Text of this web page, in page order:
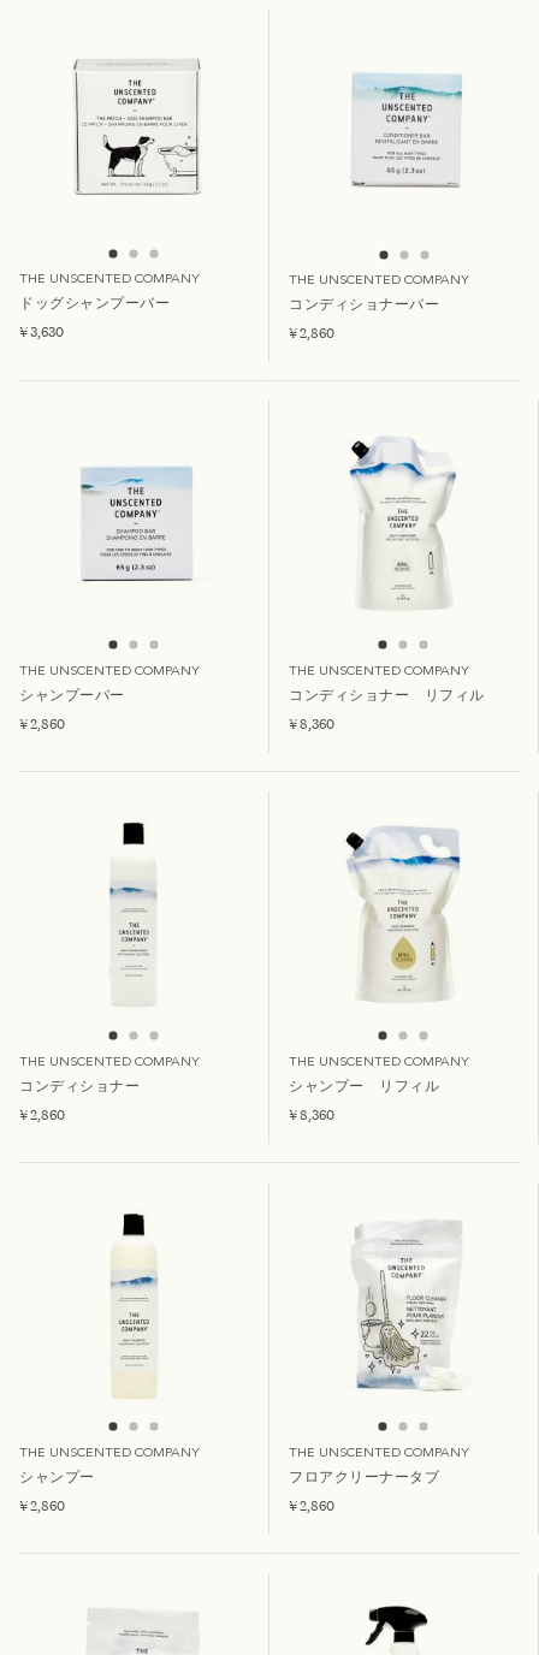
THE UNSCENTED COMPANY
ドッグシャンプーバー
¥ 3,630
THE UNSCENTED COMPANY
コンディショナーバー
¥ 2,860
THE UNSCENTED COMPANY
シャンプーバー
¥ 2,860
THE UNSCENTED COMPANY
コンディショナー リフィル
¥ 8,360
THE UNSCENTED COMPANY
コンディショナー
¥ 2,860
THE UNSCENTED COMPANY
シャンプー リフィル
¥ 8,360
THE UNSCENTED COMPANY
シャンプー
¥ 2,860
THE UNSCENTED COMPANY
フロアクリーナータブ
¥ 2,860